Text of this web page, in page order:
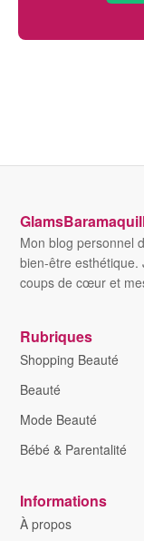
Mon blog personnel
bien-être
coups de cœur et
Rubriques
Shopping Beauté
Beauté
Mode Beauté
Bébé & Parentalité
Informations
À propos